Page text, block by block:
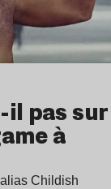
il pas sur
à
Childish